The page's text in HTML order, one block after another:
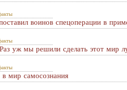
воинов спецоперации в
Раз уж мы решили сделать этот мир
в мир самосознания